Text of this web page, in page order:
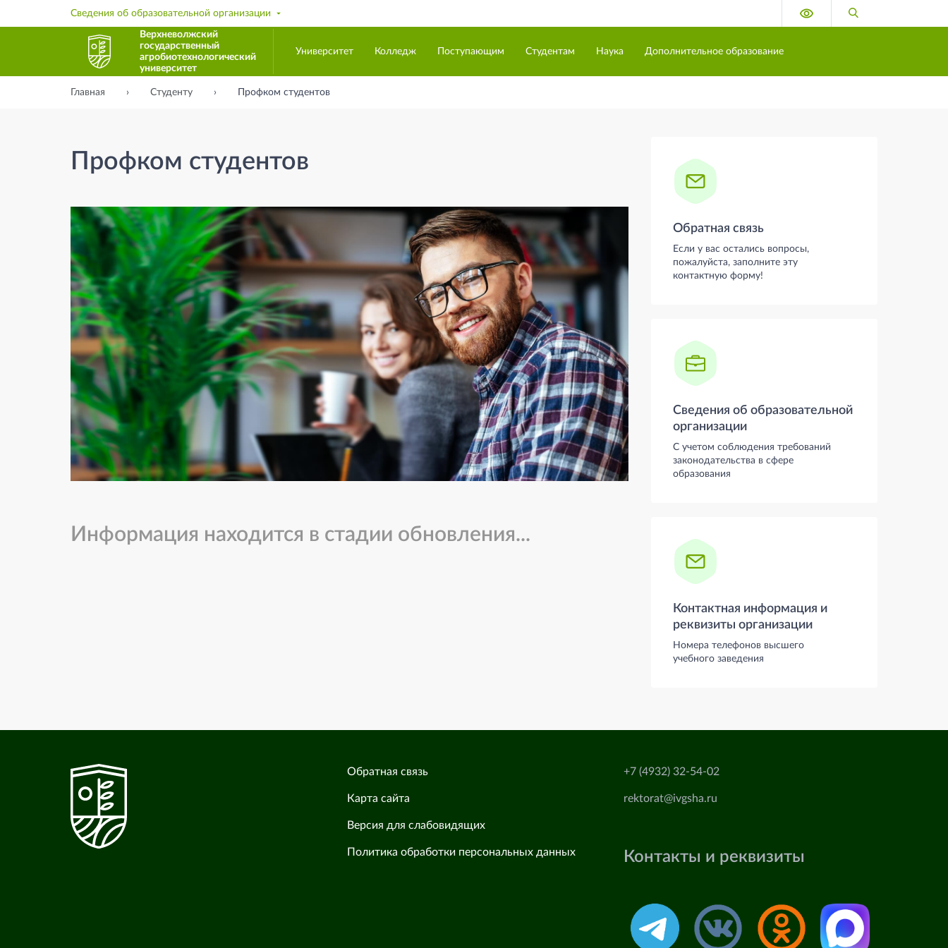
Сведения об образовательной организации Версия для слабовидящих
Верхневолжский
государственный
агробиотехнологический
университет
Университет Колледж Поступающим Студентам Наука Дополнительное образование
Главная Студенту Профком студентов
Профком студентов
Информация находится в стадии обновления...
Обратная связь
Если у вас остались вопросы,
пожалуйста, заполните эту
контактную форму!
Сведения об образовательной
организации
С учетом соблюдения требований
законодательства в сфере
образования
Контактная информация и
реквизиты организации
Номера телефонов высшего
учебного заведения
Обратная связь
Карта сайта
Версия для слабовидящих
Политика обработки персональных данных
+7 (4932) 32-54-02
rektorat@ivgsha.ru
Контакты и реквизиты